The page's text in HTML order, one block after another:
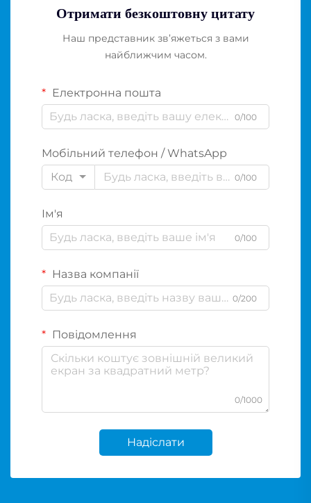
Отримати безкоштовну цитату
Наш представник зв’яжеться з вами
найближчим часом.
Електронна пошта
0/100
Мобільний телефон / WhatsApp
Код
0/100
Ім'я
0/100
Назва компанії
0/200
Повідомлення
0/1000
Надіслати